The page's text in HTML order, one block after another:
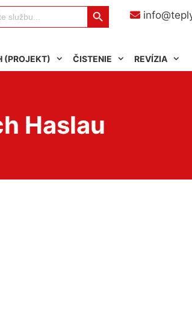
Search Button
(PROJEKT) ČISTENIE REVÍZIA
Haslau